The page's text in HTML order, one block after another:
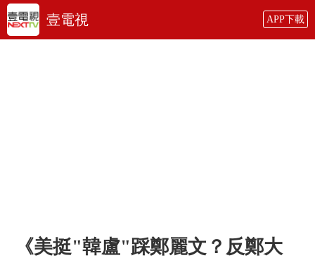
壹電視 APP下載
《美挺"韓盧"踩鄭麗文？反鄭大